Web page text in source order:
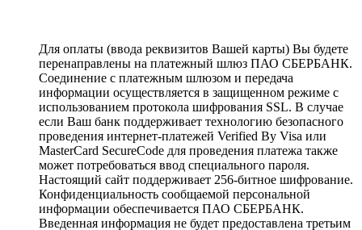
Для оплаты (ввода реквизитов Вашей карты) Вы будете
перенаправлены на платежный шлюз ПАО СБЕРБАНК.
Соединение с платежным шлюзом и передача
информации осуществляется в защищенном режиме с
использованием протокола шифрования SSL. В случае
если Ваш банк поддерживает технологию безопасного
проведения интернет-платежей Verified By Visa или
MasterCard SecureCode для проведения платежа также
может потребоваться ввод специального пароля.
Настоящий сайт поддерживает 256-битное шифрование.
Конфиденциальность сообщаемой персональной
информации обеспечивается ПАО СБЕРБАНК.
Введенная информация не будет предоставлена третьим